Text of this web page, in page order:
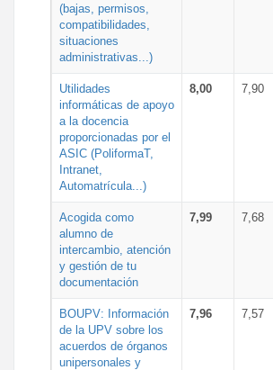
(bajas, permisos,
compatibilidades,
situaciones
administrativas...)
Utilidades
informáticas de apoyo
a la docencia
proporcionadas por el
ASIC (PoliformaT,
Intranet,
Automatrícula...)
8,00 7,90
Acogida como
alumno de
intercambio, atención
y gestión de tu
documentación
7,99 7,68
BOUPV: Información
de la UPV sobre los
acuerdos de órganos
unipersonales y
7,96 7,57